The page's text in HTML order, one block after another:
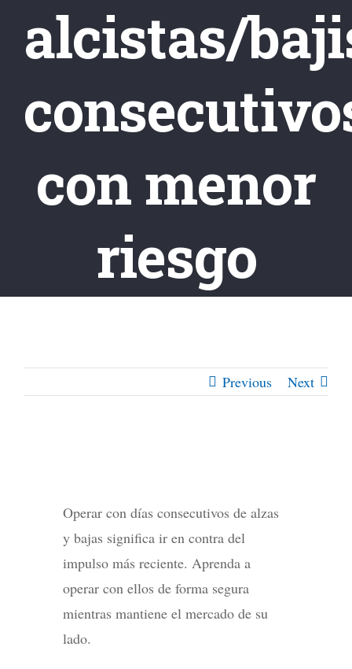
alcistas/
con menor
riesgo
Previous Next
Operar con días consecutivos de alzas
y bajas significa ir en contra del
impulso más reciente. Aprenda a
operar con ellos de forma segura
mientras mantiene el mercado de su
lado.